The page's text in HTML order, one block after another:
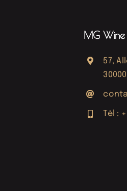
MG Wine
57,
Tèl :